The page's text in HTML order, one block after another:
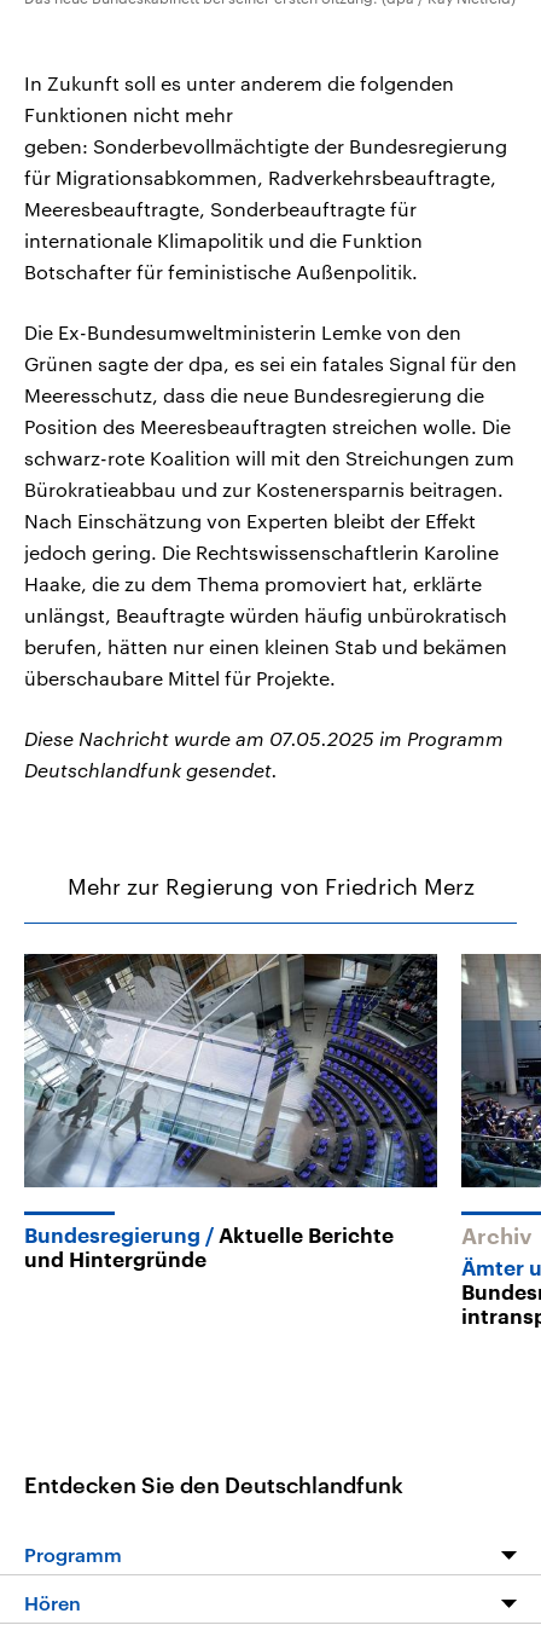
In Zukunft soll es unter anderem die folgenden
Funktionen nicht mehr
geben: Sonderbevollmächtigte der Bundesregierung
für Migrationsabkommen, Radverkehrsbeauftragte,
Meeresbeauftragte, Sonderbeauftragte für
internationale Klimapolitik und die Funktion
Botschafter für feministische Außenpolitik.
Die Ex-Bundesumweltministerin Lemke von den
Grünen sagte der dpa, es sei ein fatales Signal für den
Meeresschutz, dass die neue Bundesregierung die
Position des Meeresbeauftragten streichen wolle. Die
schwarz-rote Koalition will mit den Streichungen zum
Bürokratieabbau und zur Kostenersparnis beitragen.
Nach Einschätzung von Experten bleibt der Effekt
jedoch gering. Die Rechtswissenschaftlerin Karoline
Haake, die zu dem Thema promoviert hat, erklärte
unlängst, Beauftragte würden häufig unbürokratisch
berufen, hätten nur einen kleinen Stab und bekämen
überschaubare Mittel für Projekte.
Diese Nachricht wurde am 07.05.2025 im Programm
Deutschlandfunk gesendet.
Mehr zur Regierung von Friedrich Merz
Bundesregierung
Aktuelle Berichte
und Hintergründe
Archiv
Ämter
Entdecken Sie den Deutschlandfunk
Programm
Programm
Hören